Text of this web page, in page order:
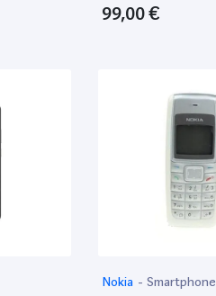
99,00 €
Nokia - Smartphone